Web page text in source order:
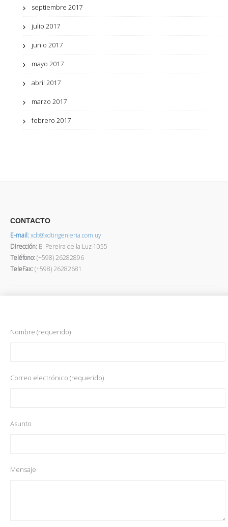
septiembre 2017
julio 2017
junio 2017
mayo 2017
abril 2017
marzo 2017
febrero 2017
CONTACTO
E-mail:xdt@xdtingenieria.com.uy
Dirección: B. Pereira de la Luz 1055
Teléfono:(+598) 26282896
TeleFax:(+598) 26282681
Nombre (requerido)
Correo electrónico (requerido)
Asunto
Mensaje